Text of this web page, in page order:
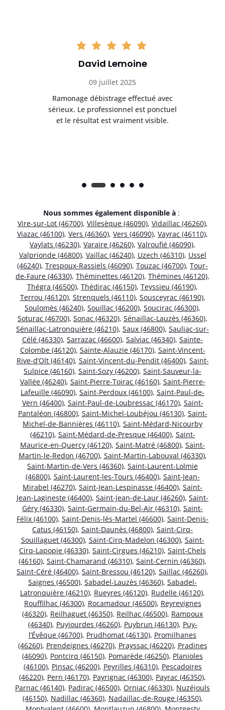
David Lemoine
09 juillet 2025
Ramonage débistrage effectué avec
sérieux. Le professionnel est ponctuel
et le résultat est vraiment visible.
Nous sommes également disponible à :
Vire-sur-Lot (46700), Villesèque (46090), Vidaillac (46260),
Viazac (46100), Vers (46360), Vers (46090), Vayrac (46110),
Vaylats (46230), Varaire (46260), Valroufié (46090),
Valprionde (46800), Vaillac (46240), Uzech (46310), Ussel
(46240), Trespoux-Rassiels (46090), Touzac (46700), Tour-
de-Faure (46330), Théminettes (46120), Thémines (46120),
Thégra (46500), Thédirac (46150), Teyssieu (46190),
Terrou (46120), Strenquels (46110), Sousceyrac (46190),
Soulomès (46240), Souillac (46200), Soucirac (46300),
Soturac (46700), Sonac (46320), Sénaillac-Lauzès (46360),
Sénaillac-Latronquière (46210), Saux (46800), Sauliac-sur-
Célé (46330), Sarrazac (46600), Salviac (46340), Sainte-
Colombe (46120), Sainte-Alauzie (46170), Saint-Vincent-
Rive-d’Olt (46140), Saint-Vincent-du-Pendit (46400), Saint-
Sulpice (46160), Saint-Sozy (46200), Saint-Sauveur-la-
Vallée (46240), Saint-Pierre-Toirac (46160), Saint-Pierre-
Lafeuille (46090), Saint-Perdoux (46100), Saint-Paul-de-
Vern (46400), Saint-Paul-de-Loubressac (46170), Saint-
Pantaléon (46800), Saint-Michel-Loubéjou (46130), Saint-
Michel-de-Bannières (46110), Saint-Médard-Nicourby
(46210), Saint-Médard-de-Presque (46400), Saint-
Maurice-en-Quercy (46120), Saint-Matré (46800), Saint-
Martin-le-Redon (46700), Saint-Martin-Labouval (46330),
Saint-Martin-de-Vers (46360), Saint-Laurent-Lolmie
(46800), Saint-Laurent-les-Tours (46400), Saint-Jean-
Mirabel (46270), Saint-Jean-Lespinasse (46400), Saint-
Jean-Lagineste (46400), Saint-Jean-de-Laur (46260), Saint-
Géry (46330), Saint-Germain-du-Bel-Air (46310), Saint-
Félix (46100), Saint-Denis-lès-Martel (46600), Saint-Denis-
Catus (46150), Saint-Daunès (46800), Saint-Cirq-
Souillaguet (46300), Saint-Cirq-Madelon (46300), Saint-
Cirq-Lapopie (46330), Saint-Cirgues (46210), Saint-Chels
(46160), Saint-Chamarand (46310), Saint-Cernin (46360),
Saint-Céré (46400), Saint-Bressou (46120), Saillac (46260),
Saignes (46500), Sabadel-Lauzès (46360), Sabadel-
Latronquière (46210), Rueyres (46120), Rudelle (46120),
Rouffilhac (46300), Rocamadour (46500), Reyrevignes
(46320), Reilhaguet (46350), Reilhac (46500), Rampoux
(46340), Puyjourdes (46260), Puybrun (46130), Puy-
l’Évêque (46700), Prudhomat (46130), Promilhanes
(46260), Prendeignes (46270), Prayssac (46220), Pradines
(46090), Pontcirq (46150), Pomarède (46250), Planioles
(46100), Pinsac (46200), Peyrilles (46310), Pescadoires
(46220), Pern (46170), Payrignac (46300), Payrac (46350),
Parnac (46140), Padirac (46500), Orniac (46330), Nuzéjouls
(46150), Nadillac (46360), Nadaillac-de-Rouge (46350),